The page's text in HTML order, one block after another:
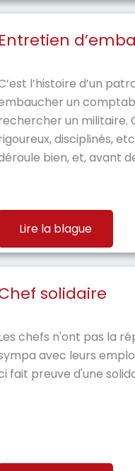
Entretien
l’histoire d’un
un
un militaire.
disciplinés,
bien, et, avant
Lire la blague
solidaire
chefs n'ont pas la
avec leurs
fait preuve d'une